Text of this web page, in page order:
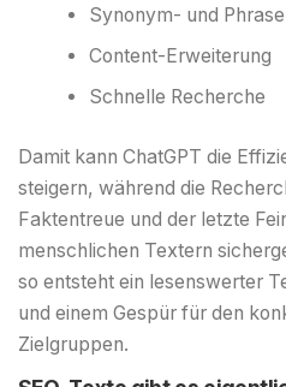
Synonym- und
Content-Erweiterung
Schnelle Recherche
Damit kann ChatGPT die
steigern, während die
Faktentreue und der letzte
menschlichen Textern
so entsteht ein lesenswerter
und einem Gespür für den
Zielgruppen.